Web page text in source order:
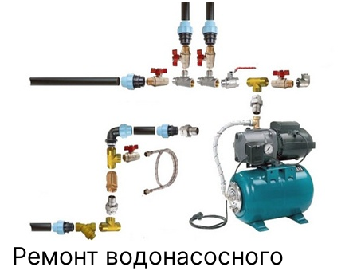
Ремонт водонасосного